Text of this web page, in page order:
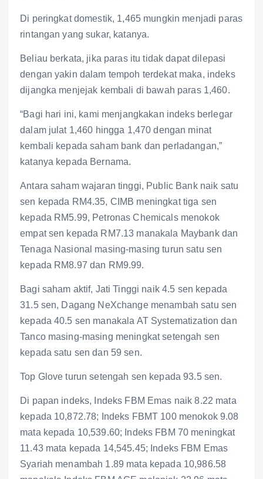
Di peringkat domestik, 1,465 mungkin menjadi paras
rintangan yang sukar, katanya.
Beliau berkata, jika paras itu tidak dapat dilepasi
dengan yakin dalam tempoh terdekat maka, indeks
dijangka menjejak kembali di bawah paras 1,460.
“Bagi hari ini, kami menjangkakan indeks berlegar
dalam julat 1,460 hingga 1,470 dengan minat
kembali kepada saham bank dan perladangan,”
katanya kepada Bernama.
Antara saham wajaran tinggi, Public Bank naik satu
sen kepada RM4.35, CIMB meningkat tiga sen
kepada RM5.99, Petronas Chemicals menokok
empat sen kepada RM7.13 manakala Maybank dan
Tenaga Nasional masing-masing turun satu sen
kepada RM8.97 dan RM9.99.
Bagi saham aktif, Jati Tinggi naik 4.5 sen kepada
31.5 sen, Dagang NeXchange menambah satu sen
kepada 40.5 sen manakala AT Systematization dan
Tanco masing-masing meningkat setengah sen
kepada satu sen dan 59 sen.
Top Glove turun setengah sen kepada 93.5 sen.
Di papan indeks, Indeks FBM Emas naik 8.22 mata
kepada 10,872.78; Indeks FBMT 100 menokok 9.08
mata kepada 10,539.60; Indeks FBM 70 meningkat
11.43 mata kepada 14,545.45; Indeks FBM Emas
Syariah menambah 1.89 mata kepada 10,986.58